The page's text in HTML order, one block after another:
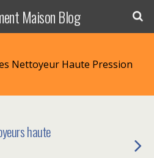
Maison Blog
Nettoyeur Haute Pression
haute